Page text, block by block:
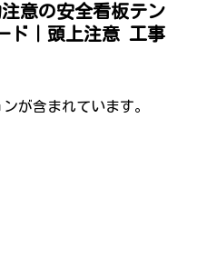
意の安全看板テン
ド｜頭上注意 工事
が含まれています。